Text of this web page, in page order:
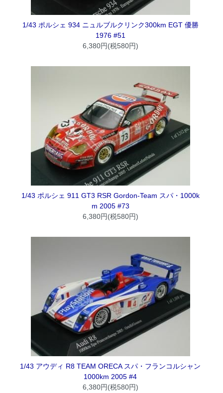
1/43 ポルシェ 934 ニュルブルクリンク300km EGT 優勝
1976 #51
6,380円(税580円)
1/43 ポルシェ 911 GT3 RSR Gordon-Team スパ・1000k
m 2005 #73
6,380円(税580円)
1/43 アウディ R8 TEAM ORECA スパ・フランコルシャン
1000km 2005 #4
6,380円(税580円)